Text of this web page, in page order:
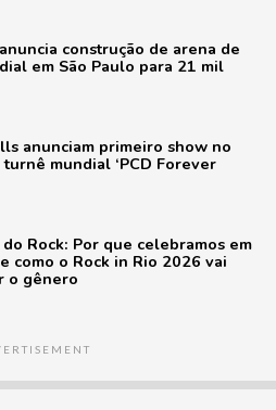
construção de arena de
em São Paulo para 21 mil
anunciam primeiro show no
mundial ‘PCD Forever
Rock: Por que celebramos em
como o Rock in Rio 2026 vai
o gênero